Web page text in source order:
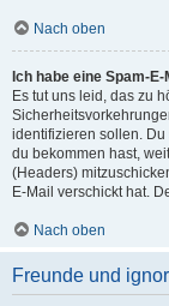
Nach oben
Ich habe eine Spam-
Es tut uns leid, das zu
identifizieren sollen. Du
du bekommen hast,
(Headers)
E-Mail verschickt hat.
Nach oben
Freunde und